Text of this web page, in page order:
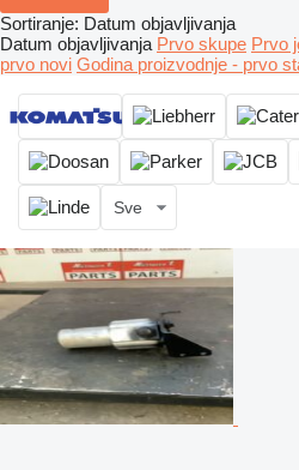
Sortiranje: Datum objavljivanja
Datum objavljivanja Prvo skupe Prvo
prvo novi Godina proizvodnje - prvo
Sve